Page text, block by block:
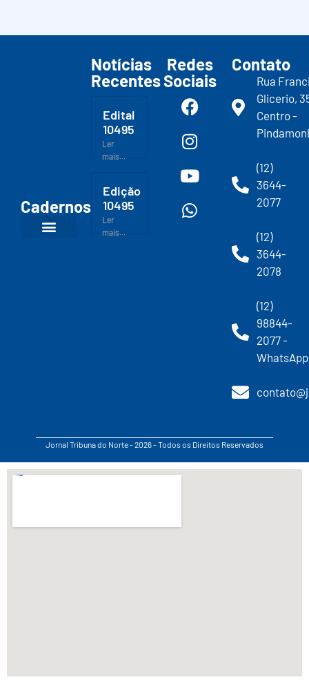
Cadernos
Notícias
Recentes
Edital
10495
Ler
mais...
Edição
10495
Ler
mais...
Redes
Sociais
Contato
Rua
Glicerio,
Centro -
(12)
3644-
2077
(12)
3644-
2078
(12)
98844-
2077 -
WhatsApp
Jornal Tribuna do Norte - 2026 - Todos os Direitos Reservados